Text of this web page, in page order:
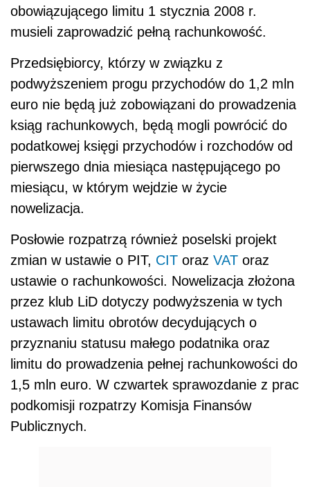
obowiązującego limitu 1 stycznia 2008 r.
musieli zaprowadzić pełną rachunkowość.
Przedsiębiorcy, którzy w związku z
podwyższeniem progu przychodów do 1,2 mln
euro nie będą już zobowiązani do prowadzenia
ksiąg rachunkowych, będą mogli powrócić do
podatkowej księgi przychodów i rozchodów od
pierwszego dnia miesiąca następującego po
miesiącu, w którym wejdzie w życie
nowelizacja.
Posłowie rozpatrzą również poselski projekt
zmian w ustawie o PIT, CIT oraz VAT oraz
ustawie o rachunkowości. Nowelizacja złożona
przez klub LiD dotyczy podwyższenia w tych
ustawach limitu obrotów decydujących o
przyznaniu statusu małego podatnika oraz
limitu do prowadzenia pełnej rachunkowości do
1,5 mln euro. W czwartek sprawozdanie z prac
podkomisji rozpatrzy Komisja Finansów
Publicznych.